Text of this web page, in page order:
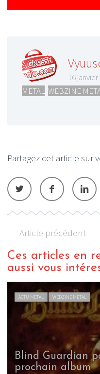
16 janvier
METAL WEBZINE
Partagez cet article sur
Article précédent
Ces articles en
aussi vous
LIVE REPORT METAL WEBZINE
Blind Guardian
Montmartre